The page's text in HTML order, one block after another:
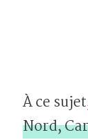
À ce
Nord,